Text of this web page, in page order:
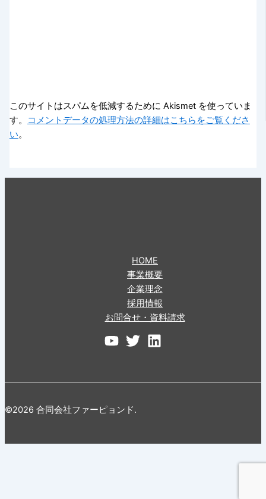
このサイトはスパムを低減するために Akismet を使っていま
す。
コメントデータの処理方法の詳細はこちらをご覧くださ
い。
HOME
事業概要
企業理念
採用情報
お問合せ・資料請求
©2026 合同会社ファーピョンド.